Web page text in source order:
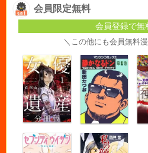
会員限定無料
会員登録で無
＼この他にも会員無料